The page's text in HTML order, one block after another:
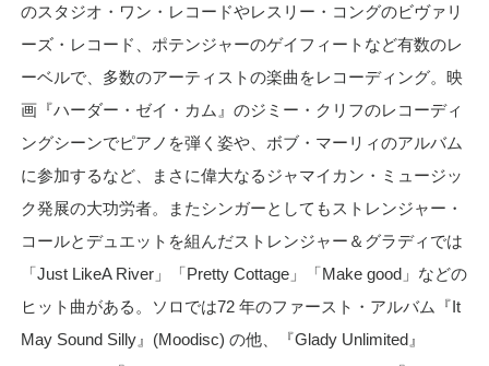
のスタジオ・ワン・レコードやレスリー・コングのビヴァリ
ーズ・レコード、ポテンジャーのゲイフィートなど有数のレ
ーベルで、多数のアーティストの楽曲をレコーディング。映
画『ハーダー・ゼイ・カム』のジミー・クリフのレコーディ
ングシーンでピアノを弾く姿や、ボブ・マーリィのアルバム
に参加するなど、まさに偉大なるジャマイカン・ミュージッ
ク発展の大功労者。またシンガーとしてもストレンジャー・
コールとデュエットを組んだストレンジャー＆グラディでは
「Just LikeA River」「Pretty Cottage」「Make good」などの
ヒット曲がある。ソロでは72 年のファースト・アルバム『It
May Sound Silly』(Moodisc) の他、『Glady Unlimited』